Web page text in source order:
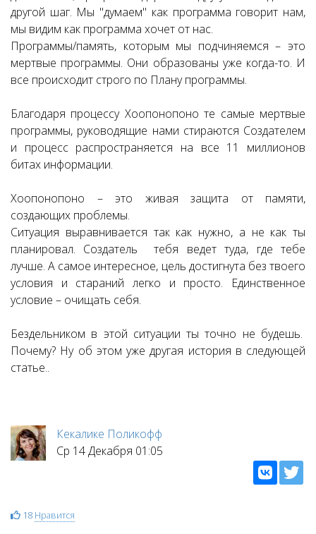
другой шаг. Мы "думаем" как программа говорит нам,
мы видим как программа хочет от нас.
Программы/память, которым мы подчиняемся – это
мертвые программы. Они образованы уже когда-то. И
все происходит строго по Плану программы.
Благодаря процессу Хоопонопоно те самые мертвые
программы, руководящие нами стираются Создателем
и процесс распространяется на все 11 миллионов
битах информации.
Хоопонопоно – это живая защита от памяти,
создающих проблемы.
Ситуация выравнивается так как нужно, а не как ты
планировал. Создатель тебя ведет туда, где тебе
лучше. А самое интересное, цель достигнута без твоего
условия и стараний легко и просто. Единственное
условие – очищать себя.
Бездельником в этой ситуации ты точно не будешь.
Почему? Ну об этом уже другая история в следующей
статье..
Кекалике Поликофф
Ср 14 Декабря 01:05
18 Нравится